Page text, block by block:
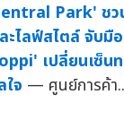
Park' ชว
ะไลฟ์สไตล์ จับมื
เปลี่ยนเซ็น
จ — ศูนย์การค้า